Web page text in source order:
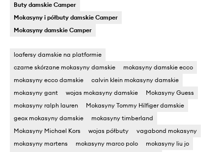
Buty damskie Camper
Mokasyny i półbuty damskie Camper
Mokasyny damskie Camper
loafersy damskie na platformie
czarne skórzane mokasyny damskie
mokasyny damskie ecco
mokasyny ecco damskie
calvin klein mokasyny damskie
mokasyny gant
wojas mokasyny damskie
Mokasyny Guess
mokasyny ralph lauren
Mokasyny Tommy Hilfiger damskie
geox mokasyny damskie
mokasyny timberland
Mokasyny Michael Kors
wojas półbuty
vagabond mokasyny
mokasyny martens
mokasyny marco polo
mokasyny liu jo